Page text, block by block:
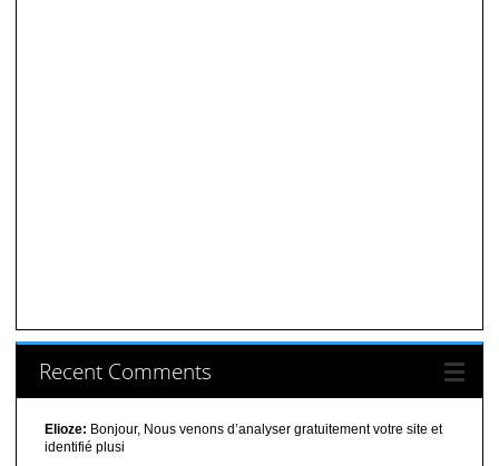
Recent Comments
Elioze: Bonjour, Nous venons d’analyser gratuitement votre site et
identifié plusi